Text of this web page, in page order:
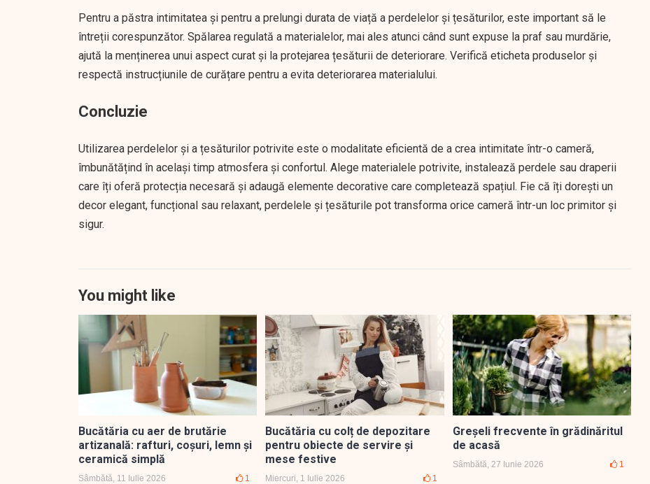
Pentru a păstra intimitatea și pentru a prelungi durata de viață a perdelelor și țesăturilor, este important să le
întreții corespunzător. Spălarea regulată a materialelor, mai ales atunci când sunt expuse la praf sau murdărie,
ajută la menținerea unui aspect curat și la protejarea țesăturii de deteriorare. Verifică eticheta produselor și
respectă instrucțiunile de curățare pentru a evita deteriorarea materialului.
Concluzie
Utilizarea perdelelor și a țesăturilor potrivite este o modalitate eficientă de a crea intimitate într-o cameră,
îmbunătățind în același timp atmosfera și confortul. Alege materialele potrivite, instalează perdele sau draperii
care îți oferă protecția necesară și adaugă elemente decorative care completează spațiul. Fie că îți dorești un
decor elegant, funcțional sau relaxant, perdelele și țesăturile pot transforma orice cameră într-un loc primitor și
sigur.
You might like
Bucătăria cu aer de brutărie
artizanală: rafturi, coșuri, lemn și
ceramică simplă
Sâmbătă, 11 Iulie 2026 1
Bucătăria cu colț de depozitare
pentru obiecte de servire și
mese festive
Miercuri, 1 Iulie 2026 1
Greșeli frecvente în grădinăritul
de acasă
Sâmbătă, 27 Iunie 2026 1